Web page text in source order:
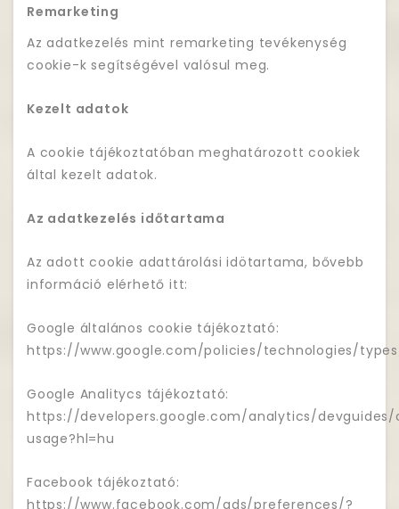
Remarketing
Az adatkezelés mint remarketing tevékenység
cookie-k segítségével valósul meg.
Kezelt adatok
A cookie tájékoztatóban meghatározott cookiek
által kezelt adatok.
Az adatkezelés időtartama
Az adott cookie adattárolási idötartama, bővebb
információ elérhető itt:
Google általános cookie tájékoztató:
https://www.google.com/policies/technologies/
Google Analitycs tájékoztató:
https://developers.google.com/analytics/
usage?hl=hu
Facebook tájékoztató:
https://www.facebook.com/ads/preferences/?